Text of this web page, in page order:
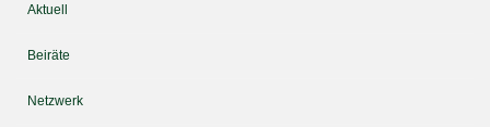
Aktuell
Beiräte
Netzwerk